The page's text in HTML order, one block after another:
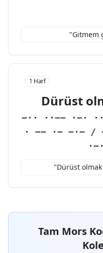
"Gitmem
1 Harf
Dürüst
−·· ··−− ·−·
· −− ·− −·− /
"Dürüst
Tam Mors